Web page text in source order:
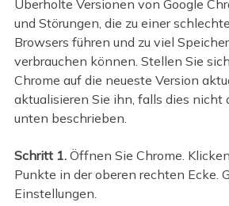
Überholte Versionen von Google
und Störungen, die zu einer
Browsers führen und zu viel
verbrauchen können. Stellen Sie
Chrome auf die neueste Version
aktualisieren Sie ihn, falls dies nicht
unten beschrieben.
Schritt 1. Öffnen Sie Chrome.
Punkte in der oberen rechten Ecke.
Einstellungen.